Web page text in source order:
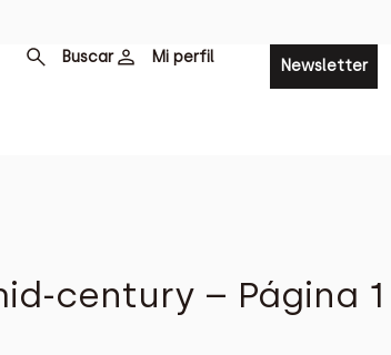
Buscar Mi perfil Newsletter
century – Página 1